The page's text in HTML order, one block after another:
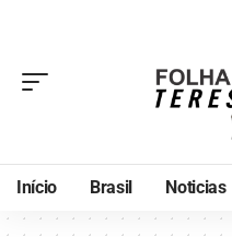
Início Brasil Noticias